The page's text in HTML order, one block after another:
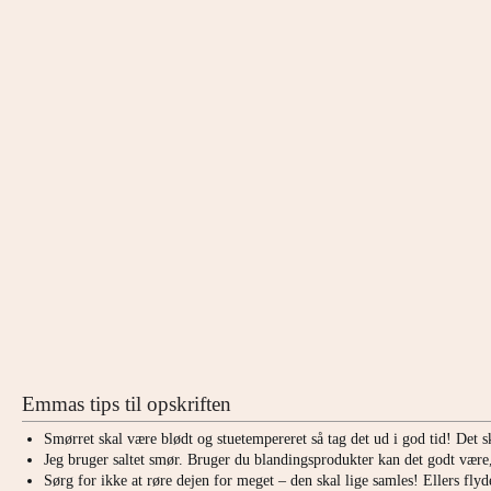
Emmas tips til opskriften
Smørret skal være blødt og stuetempereret så tag det ud i god tid! Det
Jeg bruger saltet smør. Bruger du blandingsprodukter kan det godt
Sørg for ikke at røre dejen for meget – den skal lige samles! Ellers